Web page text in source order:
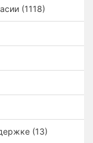
(1118)
(13)